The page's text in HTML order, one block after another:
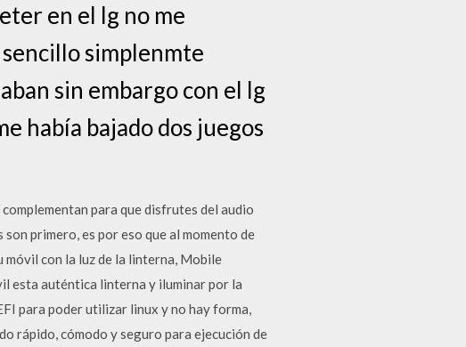
en el lg no me
simplenmte
sin embargo con el lg
había bajado dos juegos
para que disfrutes del audio
primero, es por eso que al momento de
con la luz de la linterna, Mobile
esta auténtica linterna y iluminar por la
para poder utilizar linux y no hay forma,
rápido, cómodo y seguro para ejecución de